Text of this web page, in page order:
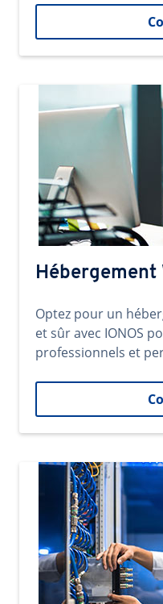
Hébergement
Optez pour un
et sûr avec IONOS
professionnels et